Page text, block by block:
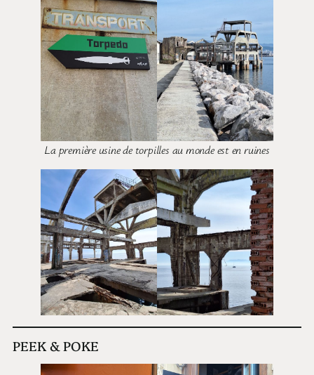
La première usine de torpilles au monde est en ruines
PEEK & POKE